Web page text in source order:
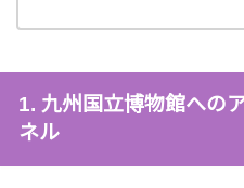
1. 九州国立博物館への
ネル